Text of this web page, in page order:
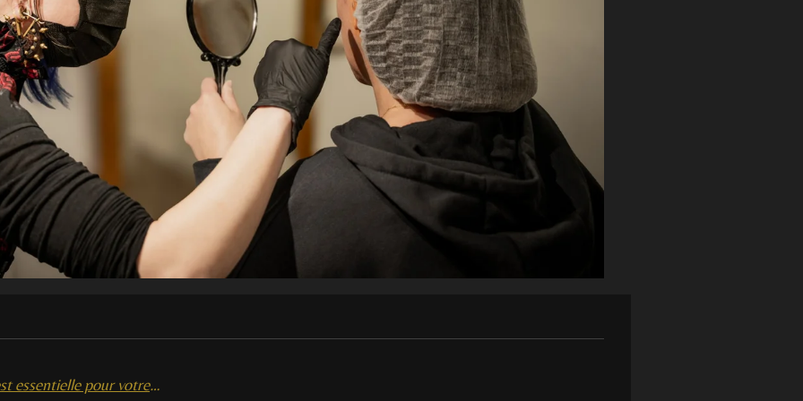
Pourquoi la qualité du titane est essentielle pour votre piercing ?